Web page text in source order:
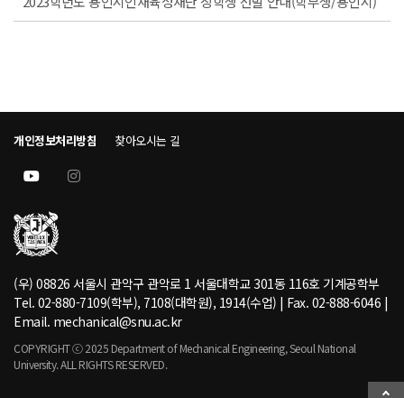
개인정보처리방침 찾아오시는 길
(우) 08826 서울시 관악구 관악로 1 서울대학교 301동 116호 기계공학부
Tel. 02-880-7109(학부), 7108(대학원), 1914(수업) | Fax. 02-888-6046 |
Email. mechanical@snu.ac.kr
COPYRIGHT ⓒ 2025 Department of Mechanical Engineering, Seoul National
University. ALL RIGHTS RESERVED.